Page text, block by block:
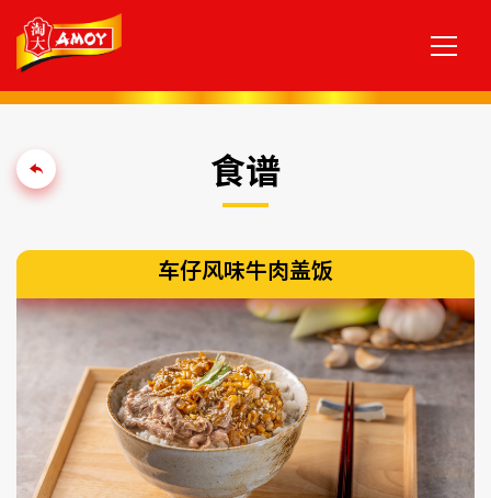
食谱
车仔风味牛肉盖饭